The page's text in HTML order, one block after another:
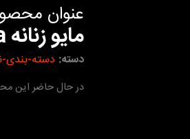
عنوان
مایو زنانه arena کد 2320
دسته: دسته-
در حال حاضر این